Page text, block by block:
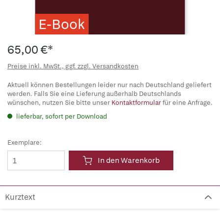
E-Book
65,00 €*
Preise inkl. MwSt., ggf. zzgl. Versandkosten
Aktuell können Bestellungen leider nur nach Deutschland geliefert
werden. Falls Sie eine Lieferung außerhalb Deutschlands
wünschen, nutzen Sie bitte unser Kontaktformularfür eine Anfrage.
lieferbar, sofort per Download
Exemplare:
In den Warenkorb
Kurztext